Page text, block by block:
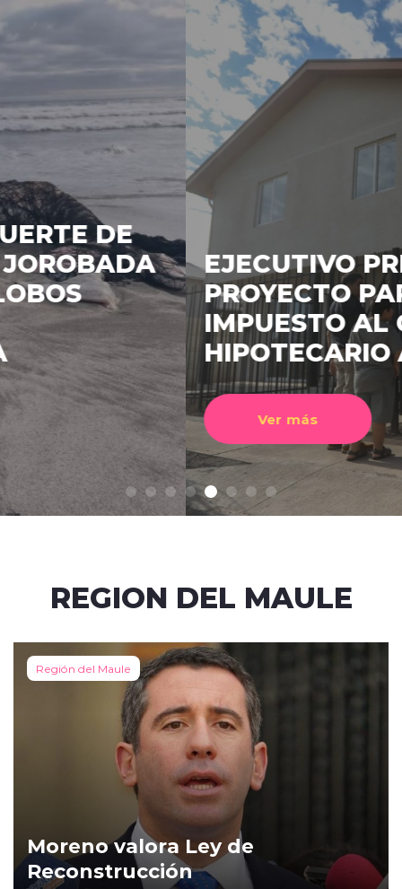
EJECUTIVO PRESENTA
PROYECTO PARA BAJAR
IMPUESTO AL CRÉDITO
HIPOTECARIO A UN 3%
Ver más
REGION DEL MAULE
Región del Maule
Moreno valora Ley de
Reconstrucción